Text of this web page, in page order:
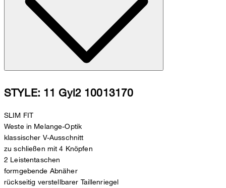
STYLE: 11 Gyl2 10013170
SLIM FIT
Weste in Melange-Optik
klassischer V-Ausschnitt
zu schließen mit 4 Knöpfen
2 Leistentaschen
formgebende Abnäher
rückseitig verstellbarer Taillenriegel